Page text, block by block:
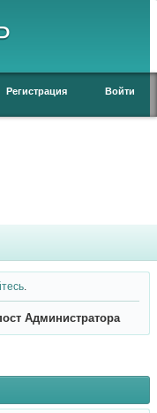
Регистрация Войти
Администратора